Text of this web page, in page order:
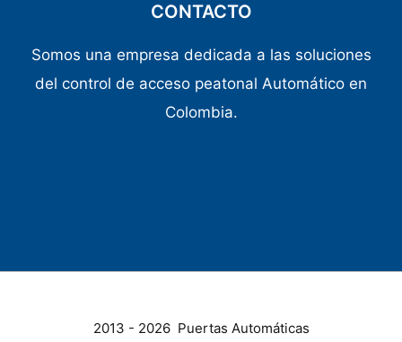
CONTACTO
Somos una empresa dedicada a las soluciones
del control de acceso peatonal Automático en
Colombia.
2013 - 2026 Puertas Automáticas